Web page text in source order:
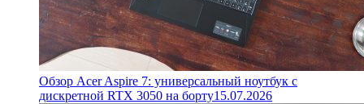
Обзор Acer Aspire 7: универсальный ноутбук с
дискретной RTX 3050 на борту15.07.2026